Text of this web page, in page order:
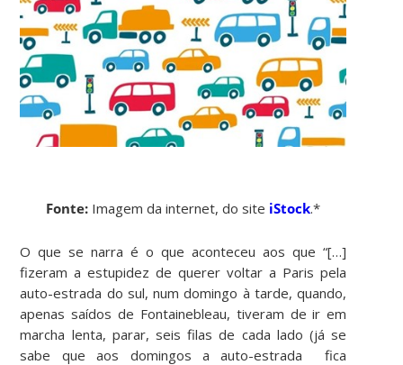
Fonte: Imagem da internet, do site iStock.*
O que se narra é o que aconteceu aos que “[…]
fizeram a estupidez de querer voltar a Paris pela
auto-estrada do sul, num domingo à tarde, quando,
apenas saídos de Fontainebleau, tiveram de ir em
marcha lenta, parar, seis filas de cada lado (já se
sabe que aos domingos a auto-estrada fica